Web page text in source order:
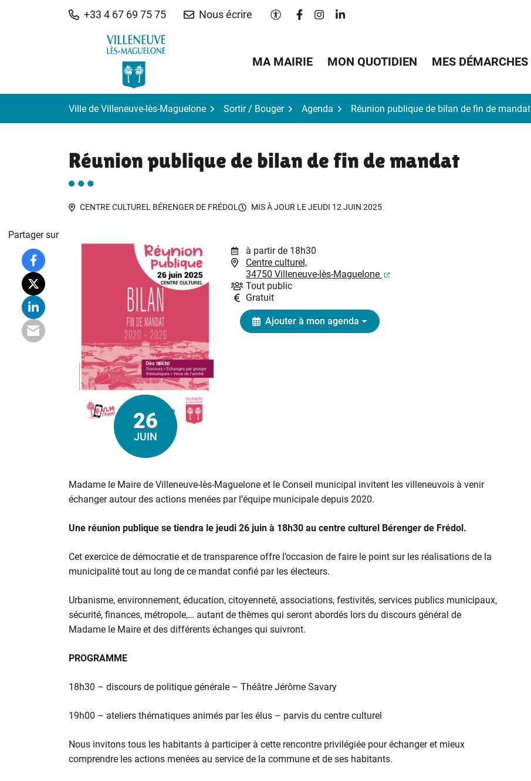
+33 4 67 69 75 75 Nous écrire Paramètres d'accessibilité
Lien vers le compte Facebook
Lien vers le compte Instagram
Lien vers le compte Linkedin
MA MAIRIE MON QUOTIDIEN MES DÉMARCHES
Ville de Villeneuve-lès-Maguelone Sortir / Bouger Agenda Réunion publique de bilan de fin de mandat
Réunion publique de bilan de fin de mandat
CENTRE CULTUREL BÉRENGER DE FRÉDOL MIS À JOUR LEJEUDI 12 JUIN 2025
Le
26
JUIN
à partir de 18h30
Centre culturel,
34750 Villeneuve-lès-Maguelone
(ouverture dans un nouvel onglet)
Tout public
Gratuit
Ajouter à mon agenda
Madame le Maire de Villeneuve-lès-Maguelone et le Conseil municipal invitent les villeneuvois à venir
échanger autour des actions menées par l’équipe municipale depuis 2020.
Une réunion publique se tiendra le jeudi 26 juin à 18h30 au centre culturel Bérenger de Frédol.
Cet exercice de démocratie et de transparence offre l’occasion de faire le point sur les réalisations de la
municipalité tout au long de ce mandat confié par les électeurs.
Urbanisme, environnement, éducation, citoyenneté, associations, festivités, services publics municipaux,
sécurité, finances, métropole,… autant de thèmes qui seront abordés lors du discours général de
Madame le Maire et des différents échanges qui suivront.
PROGRAMME
18h30 – discours de politique générale – Théâtre Jérôme Savary
19h00 – ateliers thématiques animés par les élus – parvis du centre culturel
Nous invitons tous les habitants à participer à cette rencontre privilégiée pour échanger et mieux
comprendre les actions menées au service de la commune et de ses habitants.
Partager sur